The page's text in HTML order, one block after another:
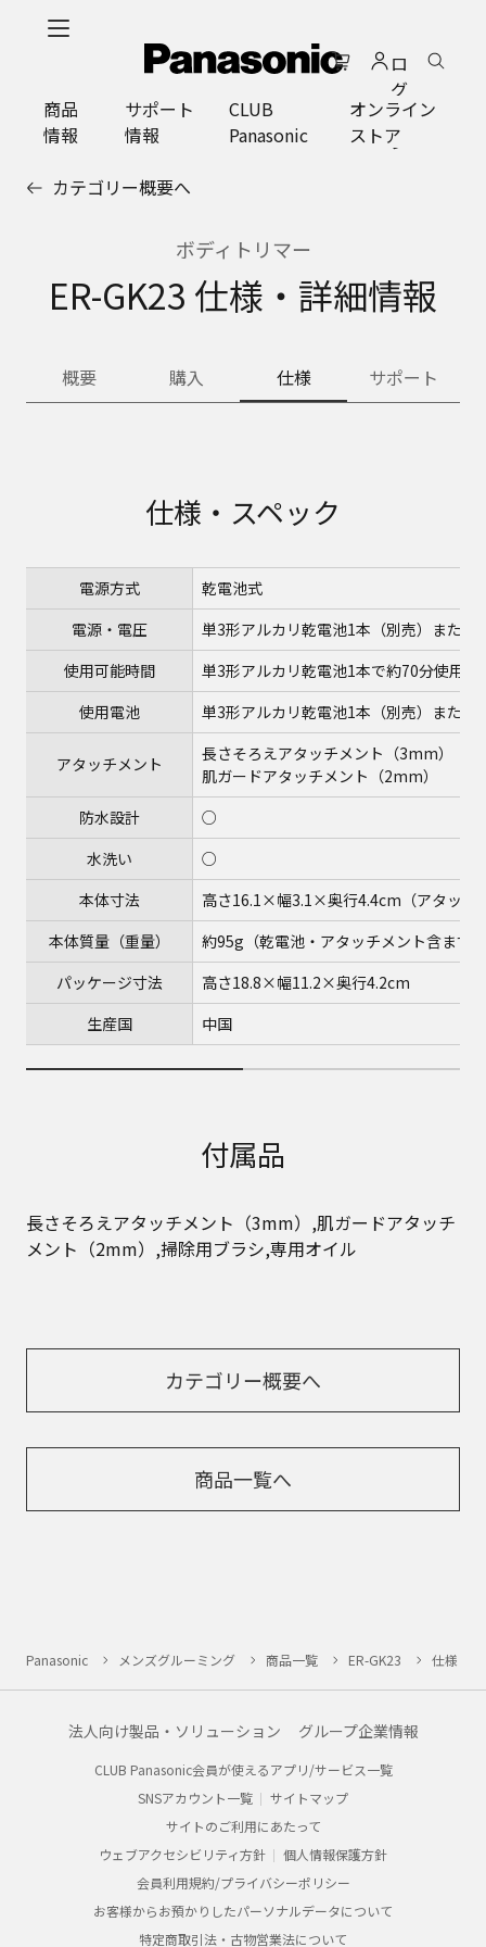
ロ
グ
イ
ン
商品
情報
サポート
情報
CLUB
Panasonic
オンライン
ストア
カテゴリー概要へ
ボディトリマー
ER-GK23 仕様・詳細情報
概要 購入 仕様 サポート
仕様・スペック
電源方式
乾電池式
電源・電圧
単3形アルカリ乾電池1本（別売）また
使用可能時間
単3形アルカリ乾電池1本で約70分使用可
使用電池
単3形アルカリ乾電池1本（別売）また
アタッチメント
長さそろえアタッチメント（3mm）
肌ガードアタッチメント（2mm）
防水設計
○
水洗い
○
本体寸法
高さ16.1×幅3.1×奥行4.4cm（アタッチ
本体質量（重量）
約95g（乾電池・アタッチメント含まず）
パッケージ寸法
高さ18.8×幅11.2×奥行4.2cm
生産国
中国
付属品
長さそろえアタッチメント（3mm）,肌ガードアタッチ
メント（2mm）,掃除用ブラシ,専用オイル
カテゴリー概要へ
商品一覧へ
Panasonic メンズグルーミング 商品一覧 ER-GK23 仕様
法人向け製品・ソリューション グループ企業情報
CLUB Panasonic会員が使えるアプリ/サービス一覧
SNSアカウント一覧
サイトマップ
サイトのご利用にあたって
ウェブアクセシビリティ方針
個人情報保護方針
会員利用規約/プライバシーポリシー
お客様からお預かりしたパーソナルデータについて
特定商取引法・古物営業法について